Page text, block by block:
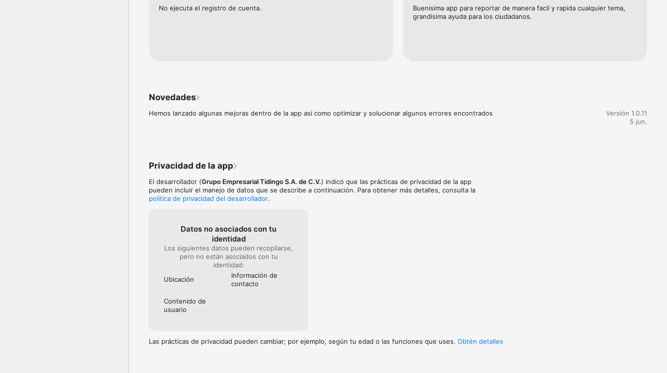
No ejecuta el registro de cuenta.
Buenisima app para reportar de manera facil y rapida cualquier tema,
grandisima ayuda para los ciudadanos.
Novedades
Hemos lanzado algunas mejoras dentro de la app así como optimizar y solucionar algunos errores encontrados
Versión 1.0.11
5 jun.
Privacidad de la app
El desarrollador (Grupo Empresarial Tidingo S.A. de C.V.) indicó que las prácticas de privacidad de la app
pueden incluir el manejo de datos que se describe a continuación. Para obtener más detalles, consulta la
política de privacidad del desarrollador.
Datos no asociados con tu
identidad
Los siguientes datos pueden recopilarse,
pero no están asociados con tu
identidad:
Ubicación
Información de
contacto
Contenido de
usuario
Las prácticas de privacidad pueden cambiar; por ejemplo, según tu edad o las funciones que uses. Obtén detalles